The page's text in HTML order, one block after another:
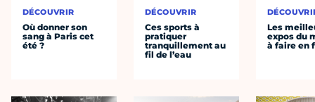
DÉCOUVRIR
Où donner son
sang à Paris cet
été ?
DÉCOUVRIR
Ces sports à
pratiquer
tranquillement au
fil de l’eau
Les
expos du
à faire en